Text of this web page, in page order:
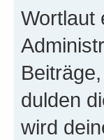
Wortlaut
dulden
wird